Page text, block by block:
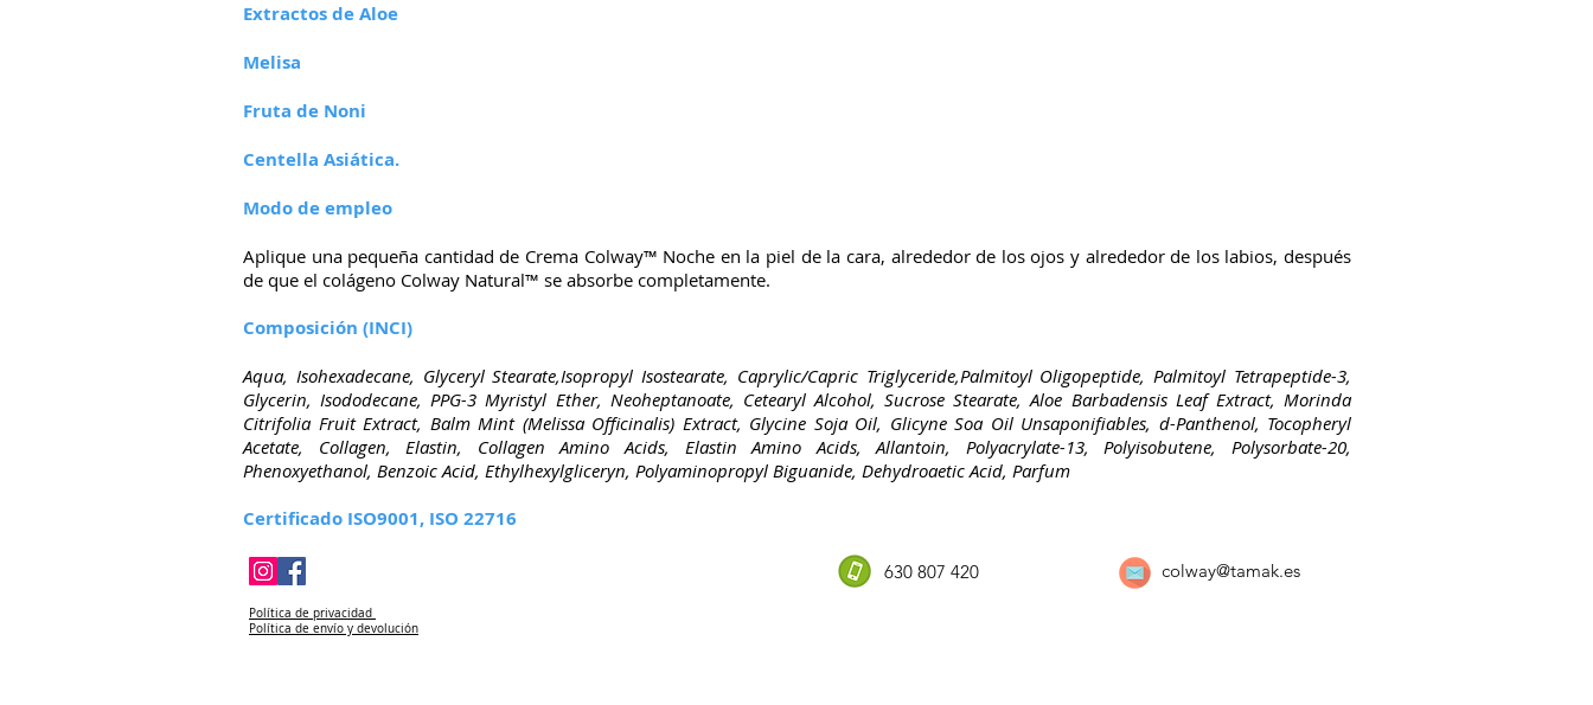
Extractos de Aloe
Melisa
Fruta de Noni
Centella Asiática.
Modo de empleo
Aplique una pequeña cantidad de Crema Colway™ Noche en la piel de la cara, alrededor de los ojos y alrededor de los labios, después
de que el colágeno Colway Natural™ se absorbe completamente.
Composición (INCI)
Aqua, Isohexadecane, Glyceryl Stearate,Isopropyl Isostearate, Caprylic/Capric Triglyceride,Palmitoyl Oligopeptide, Palmitoyl Tetrapeptide-3,
Glycerin, Isododecane, PPG-3 Myristyl Ether, Neoheptanoate, Cetearyl Alcohol, Sucrose Stearate, Aloe Barbadensis Leaf Extract, Morinda
Citrifolia Fruit Extract, Balm Mint (Melissa Officinalis) Extract, Glycine Soja Oil, Glicyne Soa Oil Unsaponifiables, d-Panthenol, Tocopheryl
Acetate, Collagen, Elastin, Collagen Amino Acids, Elastin Amino Acids, Allantoin, Polyacrylate-13, Polyisobutene, Polysorbate-20,
Phenoxyethanol, Benzoic Acid, Ethylhexylgliceryn, Polyaminopropyl Biguanide, Dehydroaetic Acid, Parfum
Certificado ISO9001, ISO 22716
630 807 420 colway@tamak.es
Política de privacidad
Política de envío y devolución